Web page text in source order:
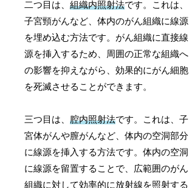
二つ目は、組織内照射法です。これは、
子宮頸がんなど、体内のがん組織に線源
を埋め込む方法です。がん組織に直接線
源を挿入するため、周囲の正常な組織へ
の影響を抑えながら、効果的にがん細胞
を死滅させることができます。
三つ目は、腔内照射法です。これは、子
宮体がんや膣がんなど、体内の空洞部分
に線源を挿入する方法です。体内の空洞
に線源を留置することで、広範囲のがん
組織に対して効率的に放射線を照射する